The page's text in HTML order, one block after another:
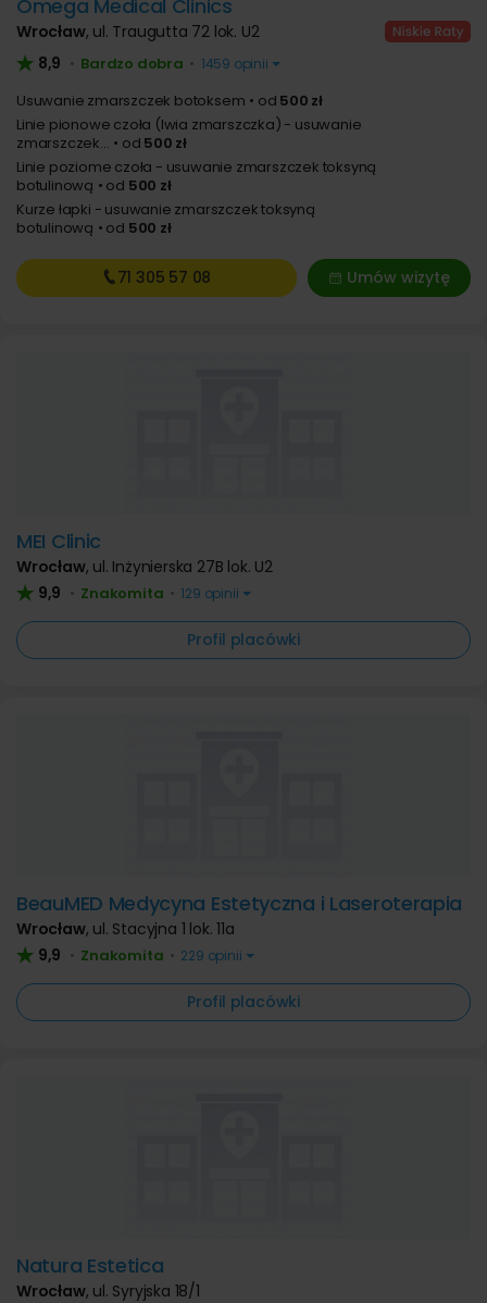
Omega Medical Clinics
Wrocław, ul. Traugutta 72 lok. U2
8,9 • Bardzo dobra • 1459 opinii
Usuwanie zmarszczek botoksem od 500 zł
Linie pionowe czoła (lwia zmarszczka) - usuwanie
zmarszczek...
od 500 zł
Linie poziome czoła - usuwanie zmarszczek toksyną
botulinową
od 500 zł
Kurze łapki - usuwanie zmarszczek toksyną
botulinową
od 500 zł
Umów wizytę
71 305 57 08
MEI Clinic
Wrocław, ul. Inżynierska 27B lok. U2
9,9 • Znakomita • 129 opinii
Profil placówki
BeauMED Medycyna Estetyczna i Laseroterapia
Wrocław, ul. Stacyjna 1 lok. 11a
9,9 • Znakomita • 229 opinii
Profil placówki
Natura Estetica
Wrocław, ul. Syryjska 18/1